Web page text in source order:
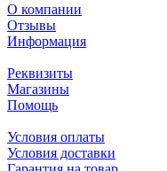
О компании
Отзывы
Информация
Реквизиты
Магазины
Помощь
Условия оплаты
Условия доставки